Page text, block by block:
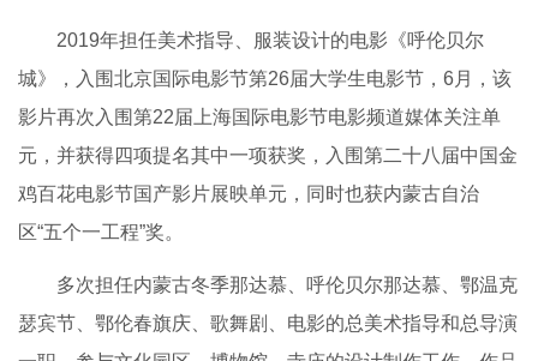
2019年担任美术指导、服装设计的电影《呼伦贝尔
城》，入围北京国际电影节第26届大学生电影节，6月，该
影片再次入围第22届上海国际电影节电影频道媒体关注单
元，并获得四项提名其中一项获奖，入围第二十八届中国金
鸡百花电影节国产影片展映单元，同时也获内蒙古自治
区“五个一工程”奖。
多次担任内蒙古冬季那达慕、呼伦贝尔那达慕、鄂温克
瑟宾节、鄂伦春旗庆、歌舞剧、电影的总美术指导和总导演